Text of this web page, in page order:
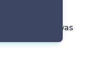
.... und alles was